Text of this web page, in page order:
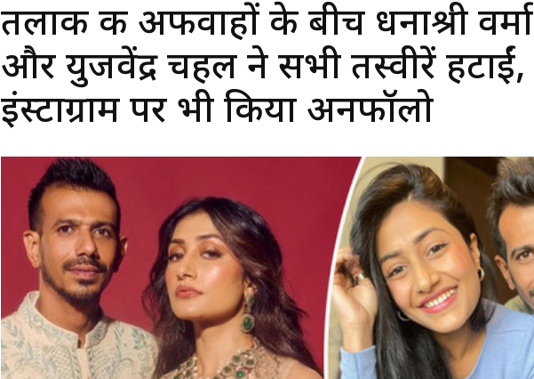
तलाक की अफवाहों के बीच धनाश्री वर्मा
और युजवेंद्र चहल ने सभी तस्वीरें हटाईं,
इंस्टाग्राम पर भी किया अनफॉलो